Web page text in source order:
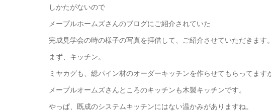
しかたがないので
メープルホームズさんのブログにご紹介されていた
完成見学会の時の様子の写真を拝借して、ご紹介させていただきます。
まず、キッチン。
ミヤカグも、総パイン材のオーダーキッチンを作らせてもらってます
メープルオームズさんところのキッチンも木製キッチンです。
やっぱ、既成のシステムキッチンにはない温かみがありますね。